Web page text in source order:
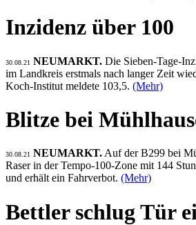
Inzidenz über 100
30.08.21 NEUMARKT. Die Sieben-Tage-
im Landkreis erstmals nach langer Zeit
Koch-Institut meldete 103,5. (Mehr)
Blitze bei
30.08.21 NEUMARKT. Auf der B299 bei
Raser in der Tempo-100-Zone mit 144
und erhält ein Fahrverbot. (Mehr)
Bettler schlug Tür